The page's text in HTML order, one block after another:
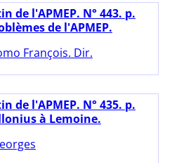
de l'APMEP. N° 443. p.
de l'APMEP.
François. Dir.
de l'APMEP. N° 435. p.
à Lemoine.